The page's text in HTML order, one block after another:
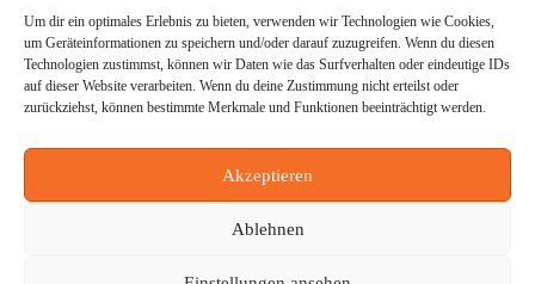
Um dir ein optimales Erlebnis zu bieten, verwenden wir Technologien wie Cookies,
um Geräteinformationen zu speichern und/oder darauf zuzugreifen. Wenn du diesen
Technologien zustimmst, können wir Daten wie das Surfverhalten oder eindeutige IDs
auf dieser Website verarbeiten. Wenn du deine Zustimmung nicht erteilst oder
zurückziehst, können bestimmte Merkmale und Funktionen beeinträchtigt werden.
Akzeptieren
Ablehnen